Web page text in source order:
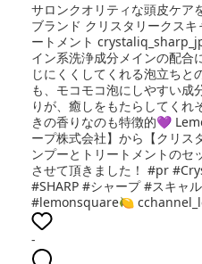
サロンクオリティな頭皮ケア
ブランド クリスタリークス
ートメント
イン系洗浄成分メインの配合
じにくくしてくれる泡立ちと
も、モコモコ泡にしやすい
りが、癒しをもたらしてくれ
きの香りなのも特徴的💜
ープ株式会社】から【クリス
ンプーとトリートメントのセ
させて頂きました！ #pr
#SHARP #シャープ #スキャ
#lemonsquare🍋
-